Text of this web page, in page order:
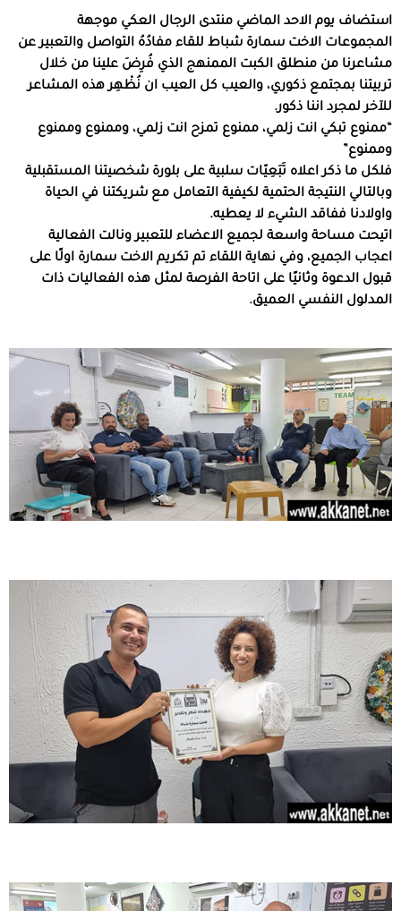
استضاف يوم الاحد الماضي منتدى الرجال العكي موجهة
المجموعات الاخت سمارة شباط للقاء مفادُهُ التواصل والتعبير عن
مشاعرنا من منطلق الكبت الممنهج الذي فُرِضَ علينا من خلال
تربيتنا بمجتمع ذكوري، والعيب كل العيب ان نُظْهِر هذه المشاعر
للآخر لمجرد اننا ذكور.
“ممنوع تبكي انت زلمي، ممنوع تمزح انت زلمي، وممنوع وممنوع
وممنوع”
فلكل ما ذكر اعلاه تَبَعِيّات سلبية على بلورة شخصيتنا المستقبلية
وبالتالي النتيجة الحتمية لكيفية التعامل مع شريكتنا في الحياة
واولادنا ففاقد الشيء لا يعطيه.
اتيحت مساحة واسعة لجميع الاعضاء للتعبير ونالت الفعالية
اعجاب الجميع، وفي نهاية اللقاء تم تكريم الاخت سمارة اولًا على
قبول الدعوة وثانيًا على اتاحة الفرصة لمثل هذه الفعاليات ذات
المدلول النفسي العميق.